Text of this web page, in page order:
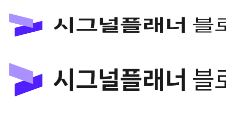
보험금 청구 사전
해빗팩토리 소식